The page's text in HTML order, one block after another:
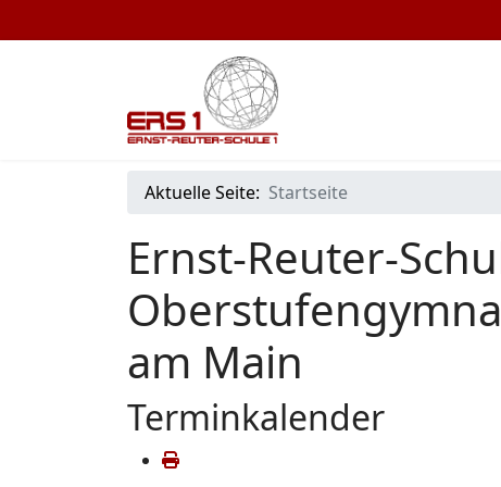
Aktuelle Seite: Startseite
Ernst-Reuter-
am Main
Terminkalender